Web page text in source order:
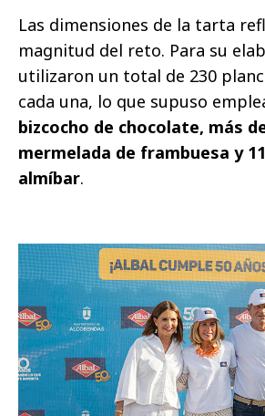
Las dimensiones de la tarta
magnitud del reto. Para su
utilizaron un total de 230
cada una, lo que supuso
bizcocho de chocolate, más
mermelada de frambuesa y
almíbar.